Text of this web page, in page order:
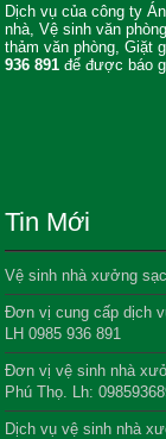
Dịch vụ của công ty
nhà, Vệ sinh văn
thảm văn phòng, Giặt
936 891 để được báo
Tin Mới
Vệ sinh nhà xưởng
Đơn vị cung cấp dịch
LH 0985 936 891
Đơn vị vệ sinh nhà
Phú Thọ. Lh:
Dịch vụ vệ sinh nhà